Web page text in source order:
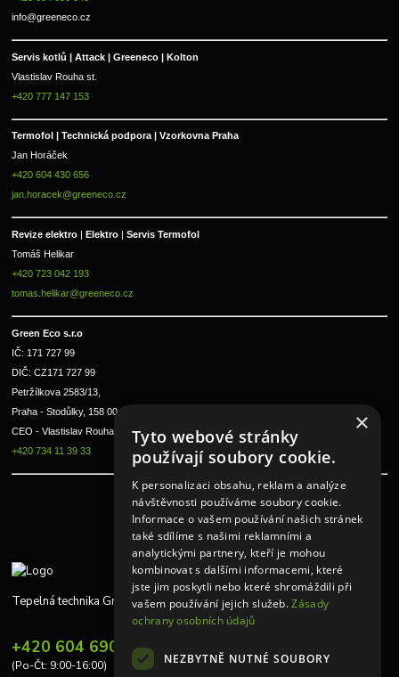
info@greeneco.cz
Servis kotlů | Attack | Greeneco | Kolton
Vlastislav Rouha st.
+420 777 147 153
Termofol | Technická podpora | Vzorkovna Praha
Jan Horáček
+420 604 430 656
jan.horacek@greeneco.cz
Revize elektro | Elektro | Servis Termofol
Tomáš Helikar
+420 723 042 193
tomas.helikar@greeneco.cz
Green Eco s.r.o
IČ: 171 727 99
DIČ: CZ171 727 99
Petržílkova 2583/13,
Praha - Stodůlky, 158 00
CEO - Vlastislav Rouha ml.
+420 734 11 39 33
Tepelná technika Greeneco
+420 604 690 848
(Po-Čt: 9:00-16:00)
×
Tyto webové stránky
používají soubory cookie.
K personalizaci obsahu, reklam a analýze
návštěvnosti používáme soubory cookie.
Informace o vašem používání našich stránek
také sdílíme s našimi reklamními a
analytickými partnery, kteří je mohou
kombinovat s dalšími informacemi, které
jste jim poskytli nebo které shromáždili při
vašem používání jejich služeb.Zásady
ochrany osobních údajů
NEZBYTNĚ NUTNÉ SOUBORY